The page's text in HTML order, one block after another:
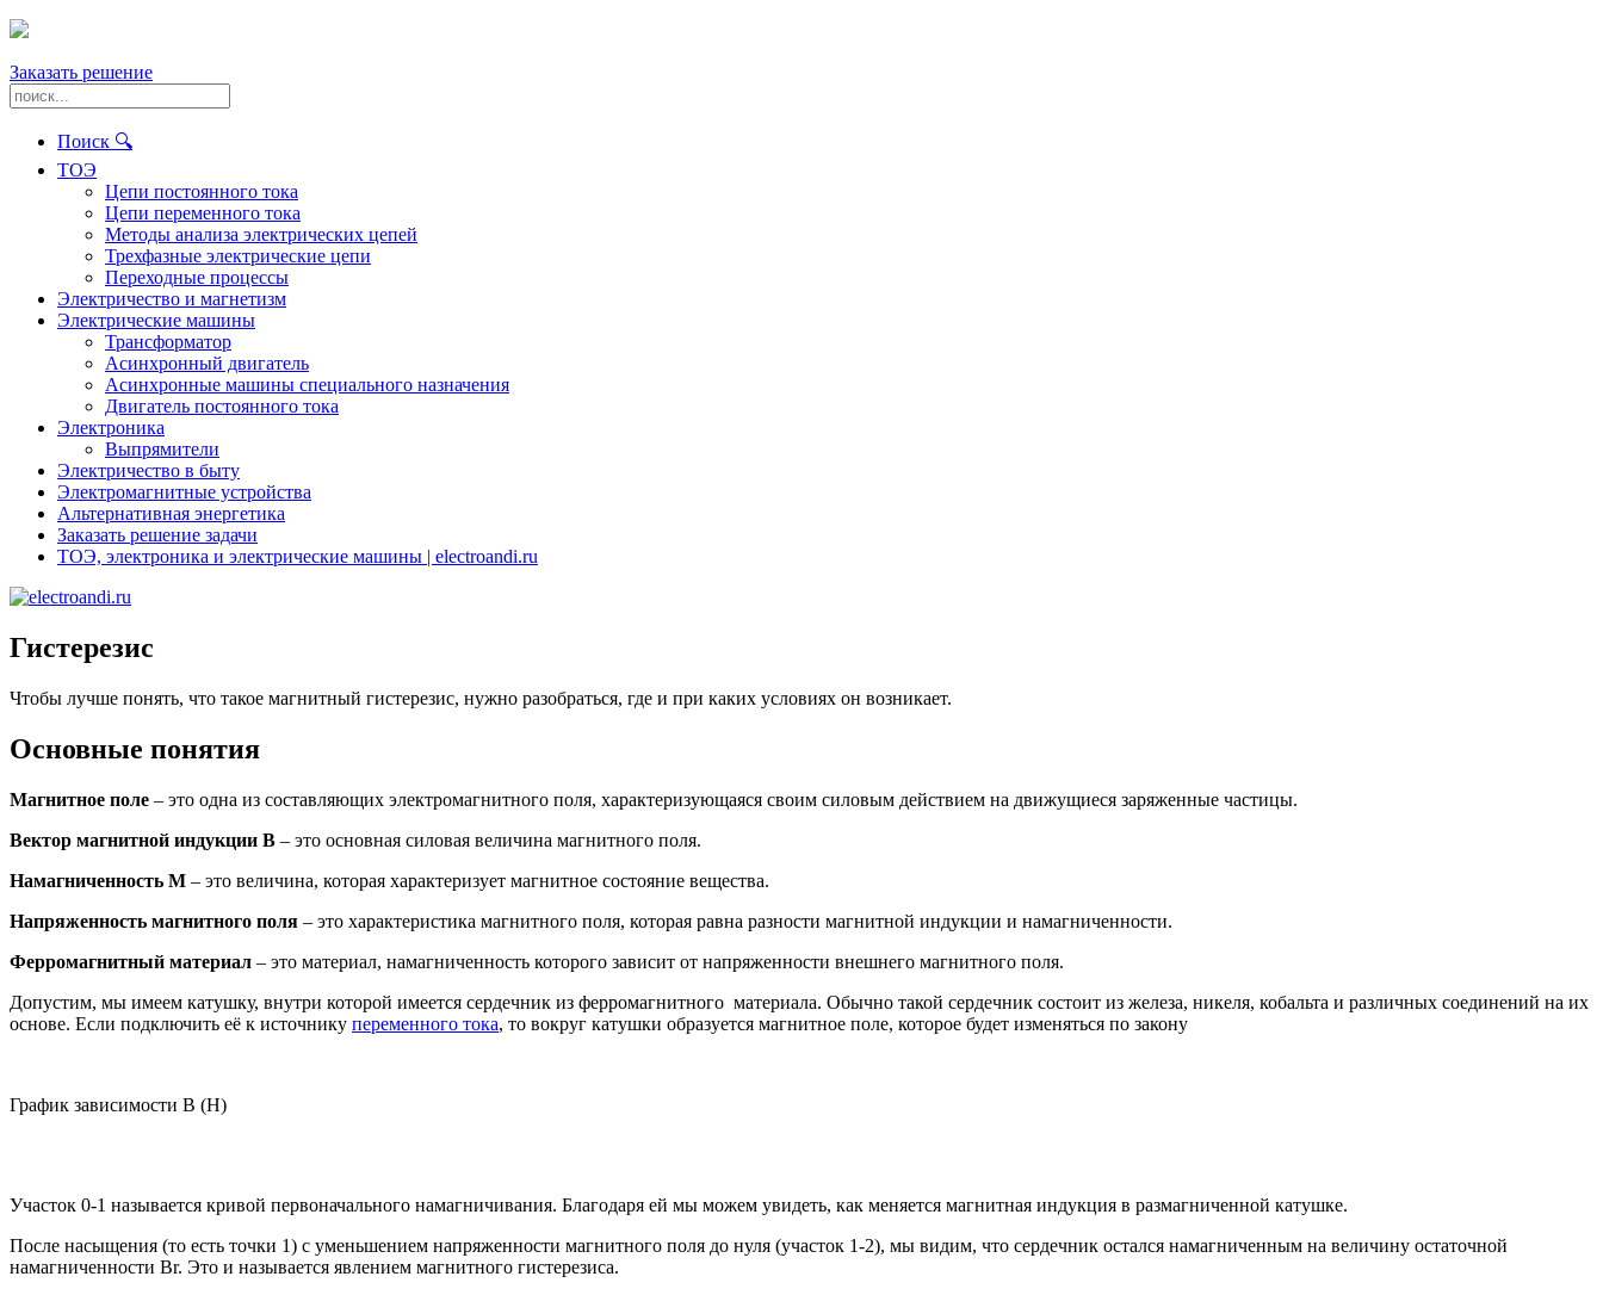
Заказать решение
Поиск 🔍
ТОЭ
Цепи постоянного тока
Цепи переменного тока
Методы анализа электрических цепей
Трехфазные электрические цепи
Переходные процессы
Электричество и магнетизм
Электрические машины
Трансформатор
Асинхронный двигатель
Асинхронные машины специального назначения
Двигатель постоянного тока
Электроника
Выпрямители
Электричество в быту
Электромагнитные устройства
Альтернативная энергетика
Заказать решение задачи
ТОЭ, электроника и электрические машины | electroandi.ru
Гистерезис
Чтобы лучше понять, что такое магнитный гистерезис, нужно разобраться, где и при каких условиях он возникает.
Основные понятия
Магнитное поле – это одна из составляющих электромагнитного поля, характеризующаяся своим силовым действием на движущиеся заряженные частицы.
Вектор магнитной индукции B – это основная силовая величина магнитного поля.
Намагниченность M – это величина, которая характеризует магнитное состояние вещества.
Напряженность магнитного поля – это характеристика магнитного поля, которая равна разности магнитной индукции и намагниченности.
Ферромагнитный материал – это материал, намагниченность которого зависит от напряженности внешнего магнитного поля.
Допустим, мы имеем катушку, внутри которой имеется сердечник из ферромагнитного материала. Обычно такой сердечник состоит из железа, никеля, кобальта и различных соединений на их
основе. Если подключить её к источнику переменного тока, то вокруг катушки образуется магнитное поле, которое будет изменяться по закону
График зависимости B (H)
Участок 0-1 называется кривой первоначального намагничивания. Благодаря ей мы можем увидеть, как меняется магнитная индукция в размагниченной катушке.
После насыщения (то есть точки 1) с уменьшением напряженности магнитного поля до нуля (участок 1-2), мы видим, что сердечник остался намагниченным на величину остаточной
намагниченности Br. Это и называется явлением магнитного гистерезиса.